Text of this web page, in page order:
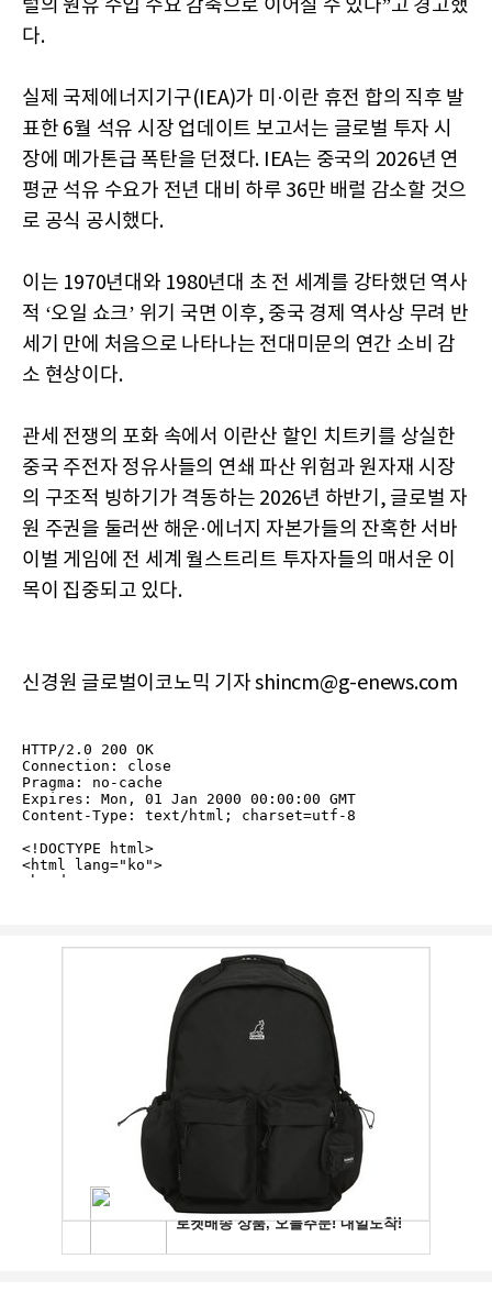
럴의 원유 수입 수요 감축으로 이어질 수 있다”고 경고했
다.
실제 국제에너지기구(IEA)가 미·이란 휴전 합의 직후 발
표한 6월 석유 시장 업데이트 보고서는 글로벌 투자 시
장에 메가톤급 폭탄을 던졌다. IEA는 중국의 2026년 연
평균 석유 수요가 전년 대비 하루 36만 배럴 감소할 것으
로 공식 공시했다.
이는 1970년대와 1980년대 초 전 세계를 강타했던 역사
적 ‘오일 쇼크’ 위기 국면 이후, 중국 경제 역사상 무려 반
세기 만에 처음으로 나타나는 전대미문의 연간 소비 감
소 현상이다.
관세 전쟁의 포화 속에서 이란산 할인 치트키를 상실한
중국 주전자 정유사들의 연쇄 파산 위험과 원자재 시장
의 구조적 빙하기가 격동하는 2026년 하반기, 글로벌 자
원 주권을 둘러싼 해운·에너지 자본가들의 잔혹한 서바
이벌 게임에 전 세계 월스트리트 투자자들의 매서운 이
목이 집중되고 있다.
신경원 글로벌이코노믹 기자 shincm@g-enews.com